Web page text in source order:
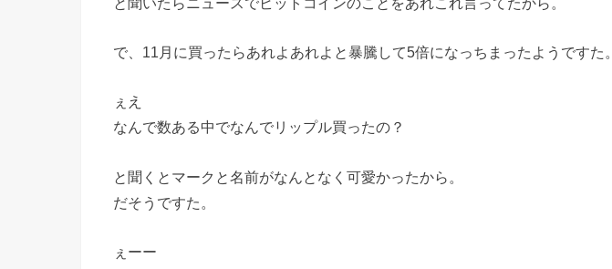
で、11月に買ったらあれよあれよと暴騰して5倍になっちまったようですた。
ぇえ
なんで数ある中でなんでリップル買ったの？
と聞くとマークと名前がなんとなく可愛かったから。
だそうですた。
ぇーー